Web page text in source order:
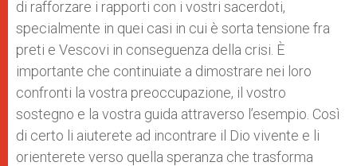
di rafforzare i rapporti con i vostri sacerdoti,
specialmente in quei casi in cui è sorta tensione fra
preti e Vescovi in conseguenza della crisi. È
importante che continuiate a dimostrare nei loro
confronti la vostra preoccupazione, il vostro
sostegno e la vostra guida attraverso l’esempio. Così
di certo li aiuterete ad incontrare il Dio vivente e li
orienterete verso quella speranza che trasforma